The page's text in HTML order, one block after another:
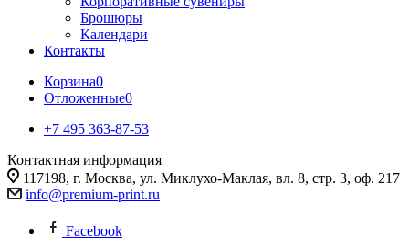
Брошюры
Календари
Контакты
Корзина0
Отложенные0
+7 495 363-87-53
Контактная информация
117198, г. Москва, ул. Миклухо-Маклая, вл. 8, стр. 3, оф. 217
info@premium-print.ru
Facebook